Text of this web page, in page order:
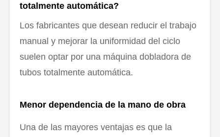
totalmente automática?
Los fabricantes que desean reducir el trabajo
manual y mejorar la uniformidad del ciclo
suelen optar por una máquina dobladora de
tubos totalmente automática.
Menor dependencia de la mano de obra
Una de las mayores ventajas es que la